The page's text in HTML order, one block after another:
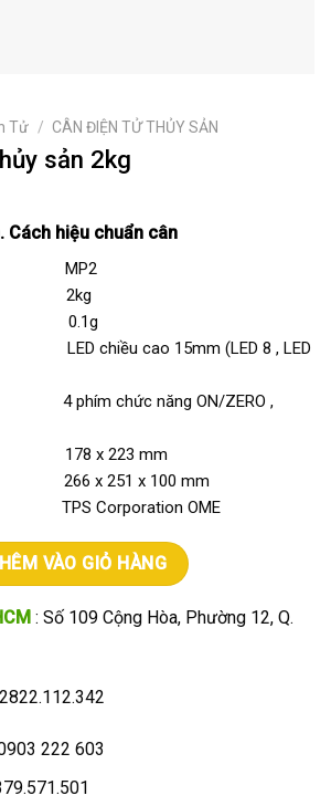
Tử / CÂN ĐIỆN TỬ THỦY SẢN
sản 2kg
Cách hiệu chuẩn cân
2kg
0.1g
chiều cao 15mm (LED 8 , LED
phím chức năng ON/ZERO ,
178 x 223 mm
x 251 x 100 mm
Corporation OME
2kg số lượng
VÀO GIỎ HÀNG
: Số 109 Cộng Hòa, Phường 12, Q.
222 603